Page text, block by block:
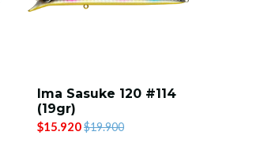
Ima Sasuke 120 #114
(19gr)
$15.920$19.900